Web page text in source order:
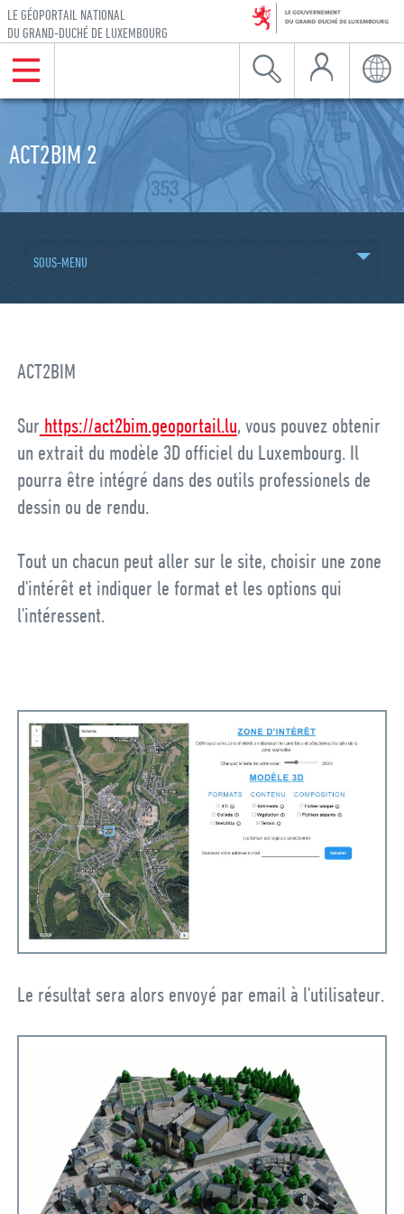
Aller à la navigation
Aller au contenu
LE GÉOPORTAIL NATIONAL
DU GRAND-DUCHÉ DE LUXEMBOURG
Menu Recherche
Mon Compte
ACT2BIM 2
SOUS-MENU
ACT2BIM
Sur https://act2bim.geoportail.lu, vous pouvez obtenir
un extrait du modèle 3D officiel du Luxembourg. Il
pourra être intégré dans des outils professionels de
dessin ou de rendu.
Tout un chacun peut aller sur le site, choisir une zone
d'intérêt et indiquer le format et les options qui
l'intéressent.
Le résultat sera alors envoyé par email à l'utilisateur.